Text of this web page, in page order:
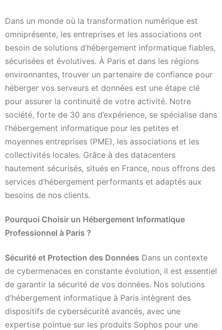
Dans un monde où la transformation numérique est
omniprésente, les entreprises et les associations ont
besoin de solutions d’hébergement informatique fiables,
sécurisées et évolutives. À Paris et dans les régions
environnantes, trouver un partenaire de confiance pour
héberger vos serveurs et données est une étape clé
pour assurer la continuité de votre activité. Notre
société, forte de 30 ans d’expérience, se spécialise dans
l’hébergement informatique pour les petites et
moyennes entreprises (PME), les associations et les
collectivités locales. Grâce à des datacenters
hautement sécurisés, situés en France, nous offrons des
services d’hébergement performants et adaptés aux
besoins de nos clients.
Pourquoi Choisir un Hébergement Informatique
Professionnel à Paris ?
Sécurité et Protection des Données Dans un contexte
de cybermenaces en constante évolution, il est essentiel
de garantir la sécurité de vos données. Nos solutions
d’hébergement informatique à Paris intègrent des
dispositifs de cybersécurité avancés, avec une
expertise pointue sur les produits Sophos pour une